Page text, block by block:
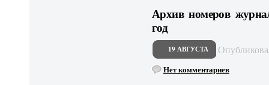
Архив номеров
год
19 АВГУСТА
Нет комментариев